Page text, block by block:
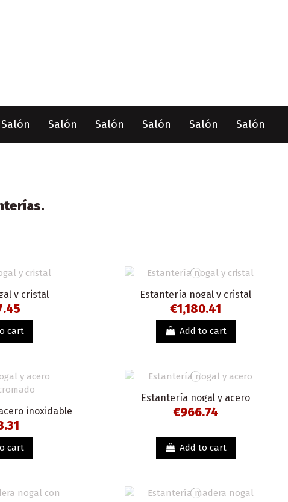
Salón Salón Salón Salón Salón Salón
y cristal
cart
Estantería nogal y cristal
€1,180.41
Add to cart
inoxidable
cart
Estantería nogal y acero
€966.74
Add to cart